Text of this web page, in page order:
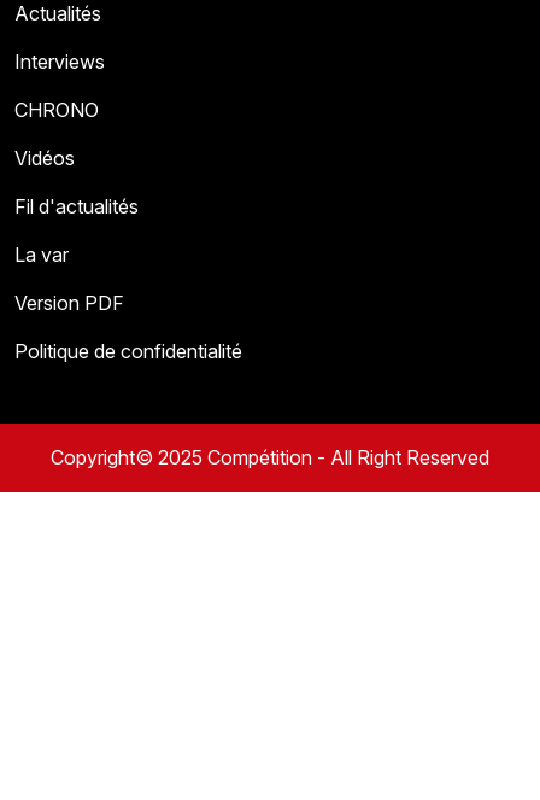
Actualités
Interviews
CHRONO
Vidéos
Fil d'actualités
La var
Version PDF
Politique de confidentialité
Copyright© 2025 Compétition - All Right Reserved